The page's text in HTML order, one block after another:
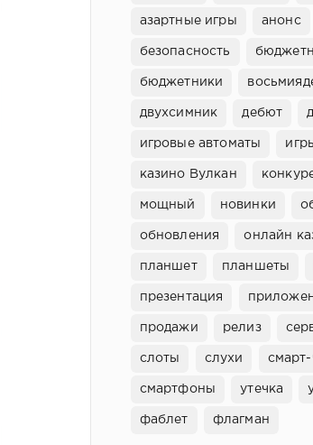
азартные игры анонс
безопасность
бюджетники
двухсимник дебют
игровые автоматы
казино Вулкан
мощный новинки
обновления онлайн
планшет планшеты
презентация
продажи релиз
слоты слухи
смартфоны утечка
фаблет флагман